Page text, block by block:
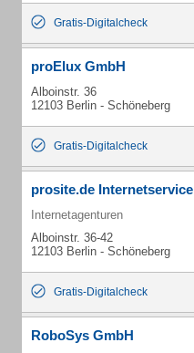
Gratis-Digitalcheck
proElux GmbH
Alboinstr. 36
12103 Berlin - Schöneberg
Gratis-Digitalcheck
prosite.de Internetservice
Internetagenturen
Alboinstr. 36-42
12103 Berlin - Schöneberg
Gratis-Digitalcheck
RoboSys GmbH